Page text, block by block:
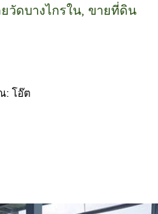
วัดบางไกรใน, ขายที่ดิน
: โอ๊ต